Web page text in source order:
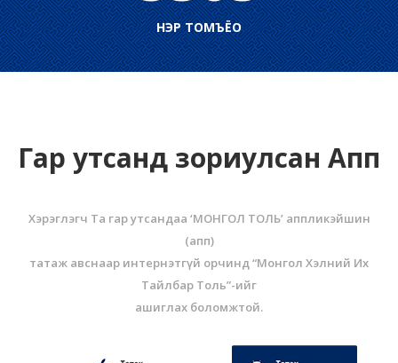
НЭР ТОМЪЁО
Гар утсанд зориулсан Апп
Хэрэглэгч Та гар утсандаа ‘МОНГОЛ ТОЛЬ’ аппликэйшин
(aпп)
татаж авснаар интернэтгүй орчинд “Монгол Хэлний Их
Тайлбар Толь”-ийг
ашиглах боломжтой.